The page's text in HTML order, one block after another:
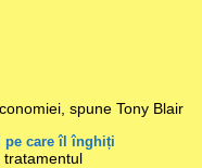
spune Tony Blair
pe care îl înghiți
tratamentul